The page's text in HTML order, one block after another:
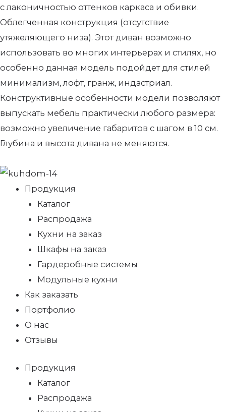
с лаконичностью оттенков каркаса и обивки.
Облегченная конструкция (отсутствие
утяжеляющего низа). Этот диван возможно
использовать во многих интерьерах и стилях, но
особенно данная модель подойдет для стилей
минимализм, лофт, гранж, индастриал.
Конструктивные особенности модели позволяют
выпускать мебель практически любого размера:
возможно увеличение габаритов с шагом в 10 см.
Глубина и высота дивана не меняются.
Продукция
Каталог
Распродажа
Кухни на заказ
Шкафы на заказ
Гардеробные системы
Модульные кухни
Как заказать
Портфолио
О нас
Отзывы
Продукция
Каталог
Распродажа